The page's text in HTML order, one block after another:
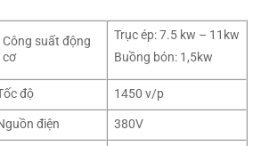
Công suất động
cơ
Trục ép: 7.5 kw – 11kw
Buồng bón: 1,5kw
độ
1450 v/p
điện
380V